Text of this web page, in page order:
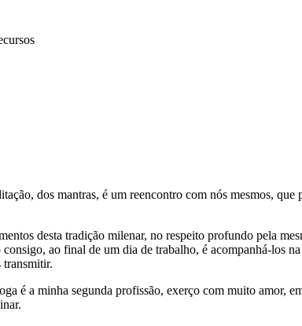
dos mantras, é um reencontro com nós mesmos,
desta tradição milenar, no respeito profundo pela
ao final de um dia de trabalho, é acompanhá-los
transmitir.
é a minha segunda profissão, exerço com muito amor,